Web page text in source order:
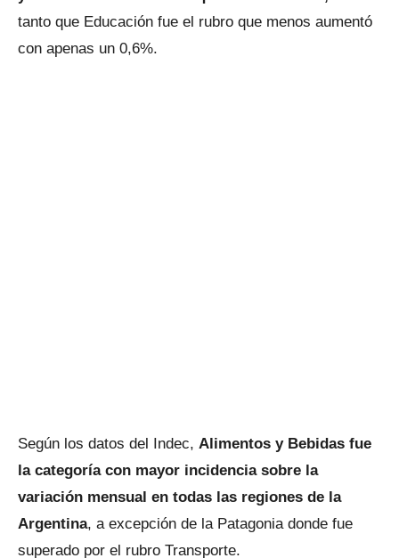
tanto que Educación fue el rubro que menos aumentó
con apenas un 0,6%.
Según los datos del Indec, Alimentos y Bebidas fue
la categoría con mayor incidencia sobre la
variación mensual en todas las regiones de la
Argentina, a excepción de la Patagonia donde fue
superado por el rubro Transporte.